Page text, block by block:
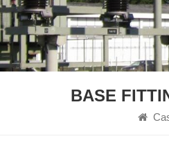
BASE